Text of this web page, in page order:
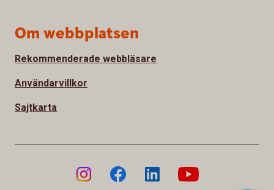
Om webbplatsen
Rekommenderade webbläsare
Användarvillkor
Sajtkarta